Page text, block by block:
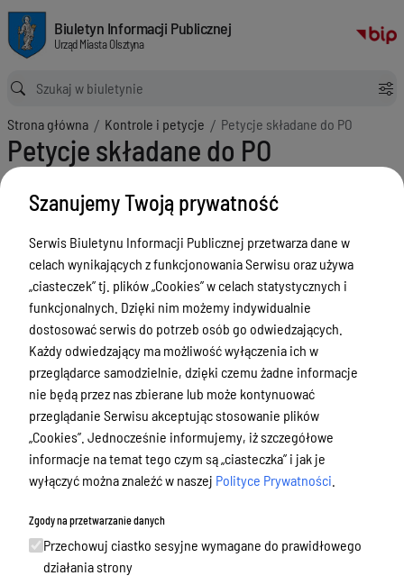
Petycje składane do PO
Biuletyn Informacji Publicznej Urząd Miasta Olsztyna
Biuletyn Informacji Publicznej
Urząd Miasta Olsztyna
Ścieżka powrotu
Strona główna Kontrole i petycje Petycje składane do PO
Petycje składane do PO
ZAŁATWIANIE SPRAW
Ogłoszenia
Bezpieczeństwo
Urodzenia, małżeństwa, zgony,
meldunek, dowód, komunikacja,
działalność, alkohol
Budżet, finanse i majątek
Podatki i opłaty, umorzenia, ulgi i
dotacje
Urbanistyka, architektura i zabytki
nieruchomości
Środowisko
Szanujemy Twoją prywatność
Serwis Biuletynu Informacji Publicznej przetwarza dane w
celach wynikających z funkcjonowania Serwisu oraz używa
„ciasteczek” tj. plików „Cookies” w celach statystycznych i
funkcjonalnych. Dzięki nim możemy indywidualnie
dostosować serwis do potrzeb osób go odwiedzających.
Każdy odwiedzający ma możliwość wyłączenia ich w
przeglądarce samodzielnie, dzięki czemu żadne informacje
nie będą przez nas zbierane lub może kontynuować
przeglądanie Serwisu akceptując stosowanie plików
„Cookies”. Jednocześnie informujemy, iż szczegółowe
informacje na temat tego czym są „ciasteczka” i jak je
wyłączyć można znaleźć w naszej Polityce Prywatności
Zgody na przetwarzanie danych
Przechowuj ciastko sesyjne wymagane do prawidłowego
działania strony